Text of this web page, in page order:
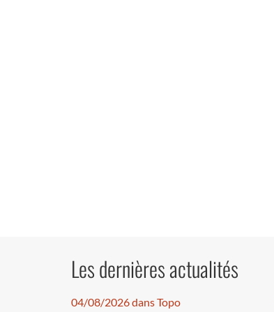
Les dernières actualités
04/08/2026 dans Topo